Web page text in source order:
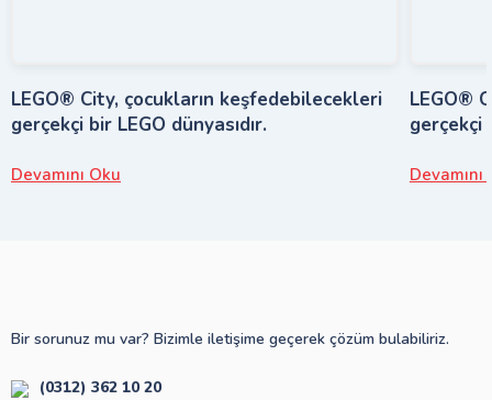
LEGO® City, çocukların keşfedebilecekleri
gerçekçi bir LEGO dünyasıdır.
Devamını Oku
LEGO®
gerçekçi
Devamını
Bir sorunuz mu var? Bizimle iletişime geçerek çözüm bulabiliriz.
(0312) 362 10 20